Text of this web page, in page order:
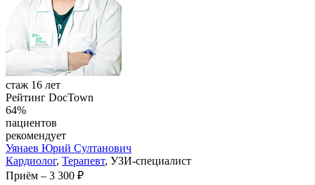
стаж 16 лет
Рейтинг DocTown
64%
пациентов
рекомендует
Уянаев Юрий Султанович
Кардиолог, Терапевт, УЗИ-специалист
Приём – 3 300 ₽